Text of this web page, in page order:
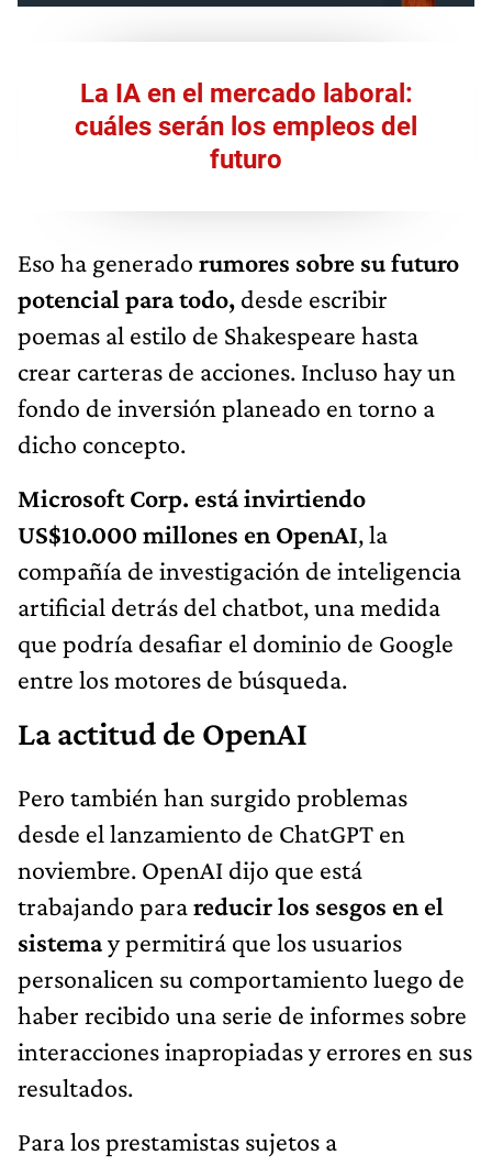
La IA en el mercado laboral:
cuáles serán los empleos del
futuro
Eso ha generado rumores sobre su futuro
potencial para todo, desde escribir
poemas al estilo de Shakespeare hasta
crear carteras de acciones. Incluso hay un
fondo de inversión planeado en torno a
dicho concepto.
Microsoft Corp. está invirtiendo
US$10.000 millones en OpenAI, la
compañía de investigación de inteligencia
artificial detrás del chatbot, una medida
que podría desafiar el dominio de Google
entre los motores de búsqueda.
La actitud de OpenAI
Pero también han surgido problemas
desde el lanzamiento de ChatGPT en
noviembre. OpenAI dijo que está
trabajando parareducir los sesgos en el
sistemay permitirá que los usuarios
personalicen su comportamiento luego de
haber recibido una serie de informes sobre
interacciones inapropiadas y errores en sus
resultados.
Para los prestamistas sujetos a